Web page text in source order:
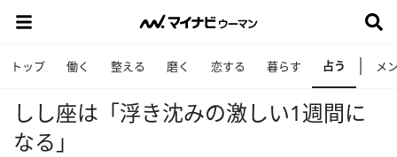
トップ 働く 整える 磨く 恋する 暮らす 占う メ
しし座は「浮き沈みの激しい1週間に
なる」